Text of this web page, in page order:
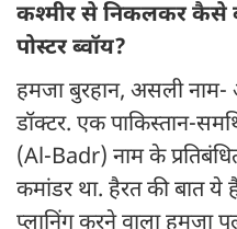
कश्मीर से निकलकर कैसे
पोस्टर ब्वॉय?
हमजा बुरहान, असली नाम-
डॉक्टर. एक पाकिस्तान-
(Al-Badr) नाम के
कमांडर था. हैरत की बात ये